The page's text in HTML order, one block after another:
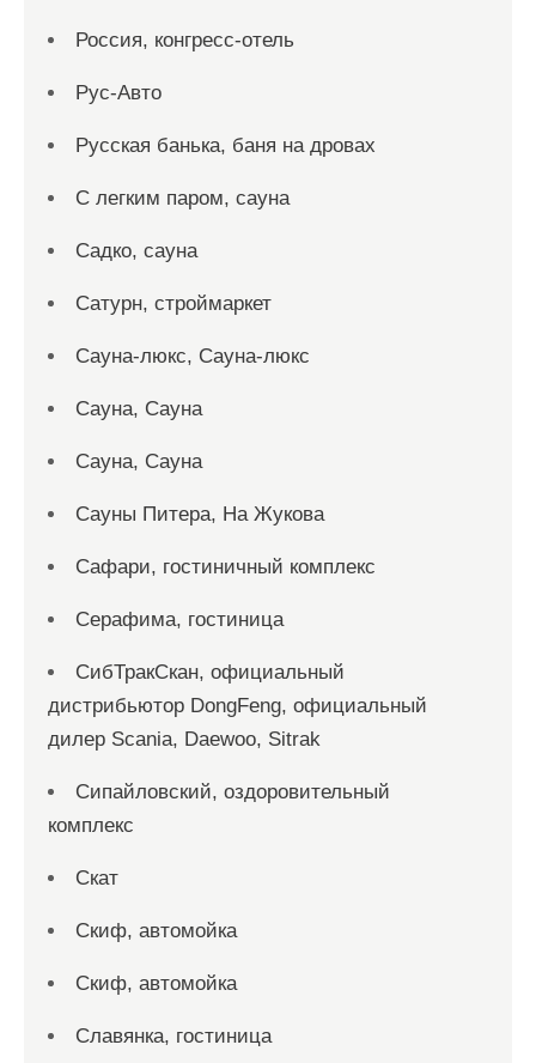
Россия, конгресс-отель
Рус-Авто
Русская банька, баня на дровах
С легким паром, сауна
Садко, сауна
Сатурн, строймаркет
Сауна-люкс, Сауна-люкс
Сауна, Сауна
Сауна, Сауна
Сауны Питера, На Жукова
Сафари, гостиничный комплекс
Серафима, гостиница
СибТракСкан, официальный
дистрибьютор DongFeng, официальный
дилер Scania, Daewoo, Sitrak
Сипайловский, оздоровительный
комплекс
Скат
Скиф, автомойка
Скиф, автомойка
Славянка, гостиница